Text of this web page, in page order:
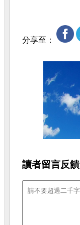
分享至：
讀者留言反